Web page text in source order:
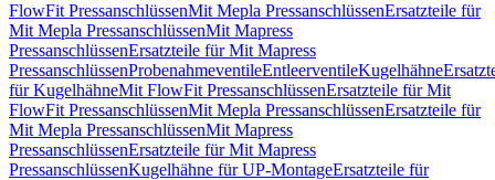
FlowFit PressanschlüssenMit Mepla PressanschlüssenErsatzteile für
Mit Mepla PressanschlüssenMit Mapress
PressanschlüssenErsatzteile für Mit Mapress
PressanschlüssenProbenahmeventileEntleerventileKugelhähne
für KugelhähneMit FlowFit PressanschlüssenErsatzteile für Mit
FlowFit PressanschlüssenMit Mepla PressanschlüssenErsatzteile für
Mit Mepla PressanschlüssenMit Mapress
PressanschlüssenErsatzteile für Mit Mapress
PressanschlüssenKugelhähne für UP-MontageErsatzteile für